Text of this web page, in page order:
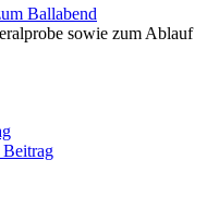
Ballabend
sowie zum Ablauf
Beitrag